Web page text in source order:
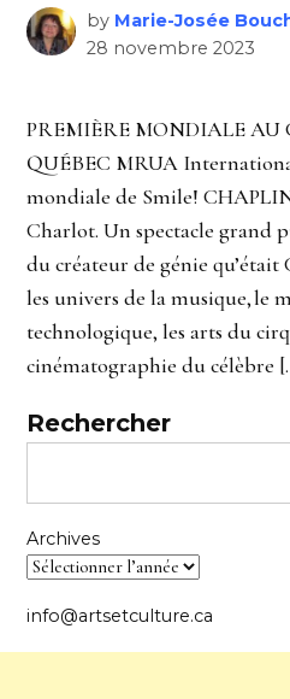
by Marie-Josée
28 novembre 2023
PREMIÈRE MONDIALE
QUÉBEC MRUA
mondiale de Smile!
Charlot. Un spectacle grand
du créateur de génie
les univers de la musique, le
technologique, les arts du
cinématographie du célèbre
Rechercher
Archives
info@artsetculture.ca